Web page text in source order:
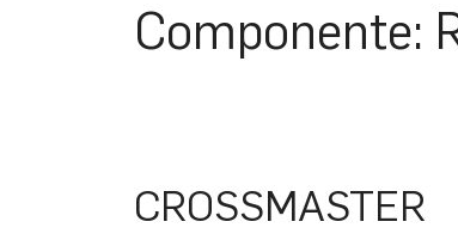
Componente:
CROSSMASTER